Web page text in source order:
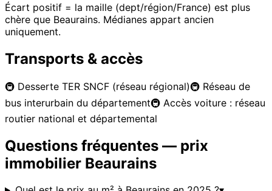
Écart positif = la maille (dept/région/France) est plus
chère que Beaurains. Médianes appart ancien
uniquement.
Transports & accès
🚇 Desserte TER SNCF (réseau régional)🚇 Réseau de
bus interurbain du département🚇 Accès voiture : réseau
routier national et départemental
Questions fréquentes — prix
immobilier Beaurains